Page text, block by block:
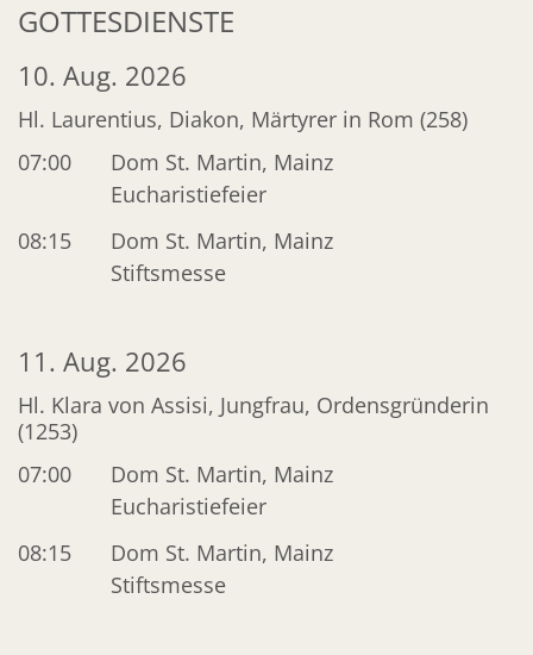
GOTTESDIENSTE
10. Aug. 2026
Hl. Laurentius, Diakon, Märtyrer in Rom (258)
07:00
Dom St. Martin, Mainz
Eucharistiefeier
08:15
Dom St. Martin, Mainz
Stiftsmesse
11. Aug. 2026
Hl. Klara von Assisi, Jungfrau, Ordensgründerin
(1253)
07:00
Dom St. Martin, Mainz
Eucharistiefeier
08:15
Dom St. Martin, Mainz
Stiftsmesse